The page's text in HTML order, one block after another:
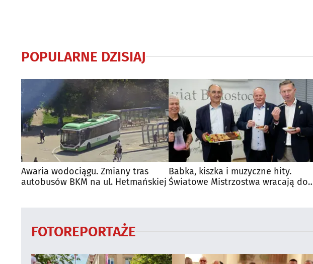
POPULARNE DZISIAJ
Awaria wodociągu. Zmiany tras
autobusów BKM na ul. Hetmańskiej
Babka, kiszka i muzyczne hity.
Światowe Mistrzostwa wracają do
FOTOREPORTAŻE